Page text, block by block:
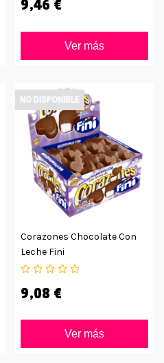
9,46 €
Ver más
Corazones Chocolate Con
Leche Fini
9,08 €
Ver más
NO DISPONIBLE